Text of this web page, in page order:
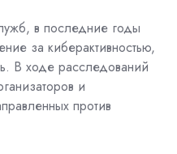
в последние годы
за киберактивностью,
В ходе расследований
и
против